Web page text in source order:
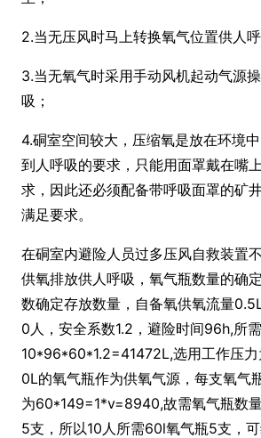
2.当无压风时马上转换氧气位置供人呼
3.当无氧气时采用手动风机起动气源
吸；
4.硐室空间较大，压缩氧是放在环境
到人呼吸的要求，只能用面罩戴在嘴
求，因此还必须配备带呼吸面罩的矿
满足要求。
在硐室内避险人员过多压风自救装置
供氧排放供人呼吸，氧气瓶数量的确
数确定存放数量，自备氧供氧流量
0人，安全系数1.2，避险时间96h,所
10*96*60*1.2=41472L,选用工作压力
0L的氧气瓶作为供氧气源，每支氧气
为60*149=1*v=8940,故需氧气瓶数
5支，所以10人所需60l氧气瓶5支，